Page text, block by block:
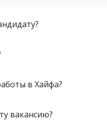
в Хайфа?
вакансию?